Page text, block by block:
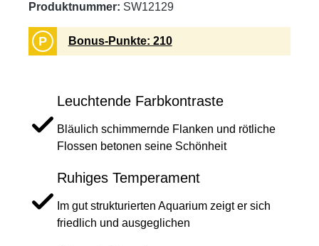
Produktnummer: SW12129
P Bonus-Punkte: 210
Leuchtende Farbkontraste
Bläulich schimmernde Flanken und rötliche
Flossen betonen seine Schönheit
Ruhiges Temperament
Im gut strukturierten Aquarium zeigt er sich
friedlich und ausgeglichen